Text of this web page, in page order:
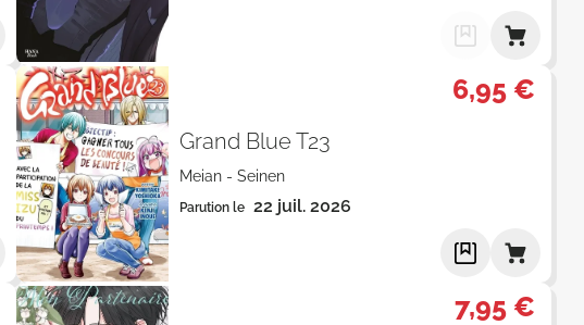
6,95 €
Grand Blue T23
Meian - Seinen
Parution le 22 juil. 2026
7,95 €